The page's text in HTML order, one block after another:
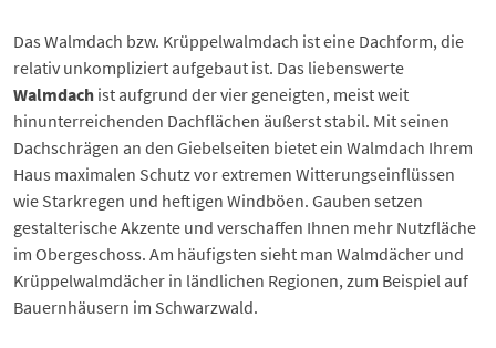
Das Walmdach bzw. Krüppelwalmdach ist eine Dachform, die
relativ unkompliziert aufgebaut ist. Das liebenswerte
Walmdach ist aufgrund der vier geneigten, meist weit
hinunterreichenden Dachflächen äußerst stabil. Mit seinen
Dachschrägen an den Giebelseiten bietet ein Walmdach Ihrem
Haus maximalen Schutz vor extremen Witterungseinflüssen
wie Starkregen und heftigen Windböen. Gauben setzen
gestalterische Akzente und verschaffen Ihnen mehr Nutzfläche
im Obergeschoss. Am häufigsten sieht man Walmdächer und
Krüppelwalmdächer in ländlichen Regionen, zum Beispiel auf
Bauernhäusern im Schwarzwald.